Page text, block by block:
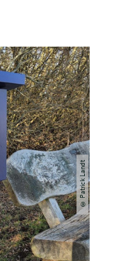
©
Patrick Landt